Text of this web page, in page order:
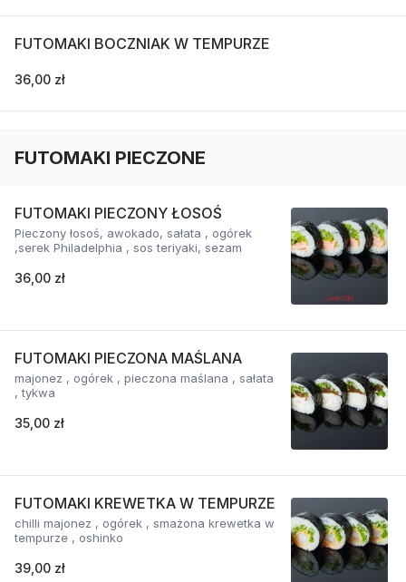
FUTOMAKI BOCZNIAK W TEMPURZE
36,00 zł
FUTOMAKI PIECZONE
FUTOMAKI PIECZONY ŁOSOŚ
Pieczony łosoś, awokado, sałata , ogórek
,serek Philadelphia , sos teriyaki, sezam
36,00 zł
FUTOMAKI PIECZONA MAŚLANA
majonez , ogórek , pieczona maślana , sałata
, tykwa
35,00 zł
FUTOMAKI KREWETKA W TEMPURZE
chilli majonez , ogórek , smażona krewetka w
tempurze , oshinko
39,00 zł